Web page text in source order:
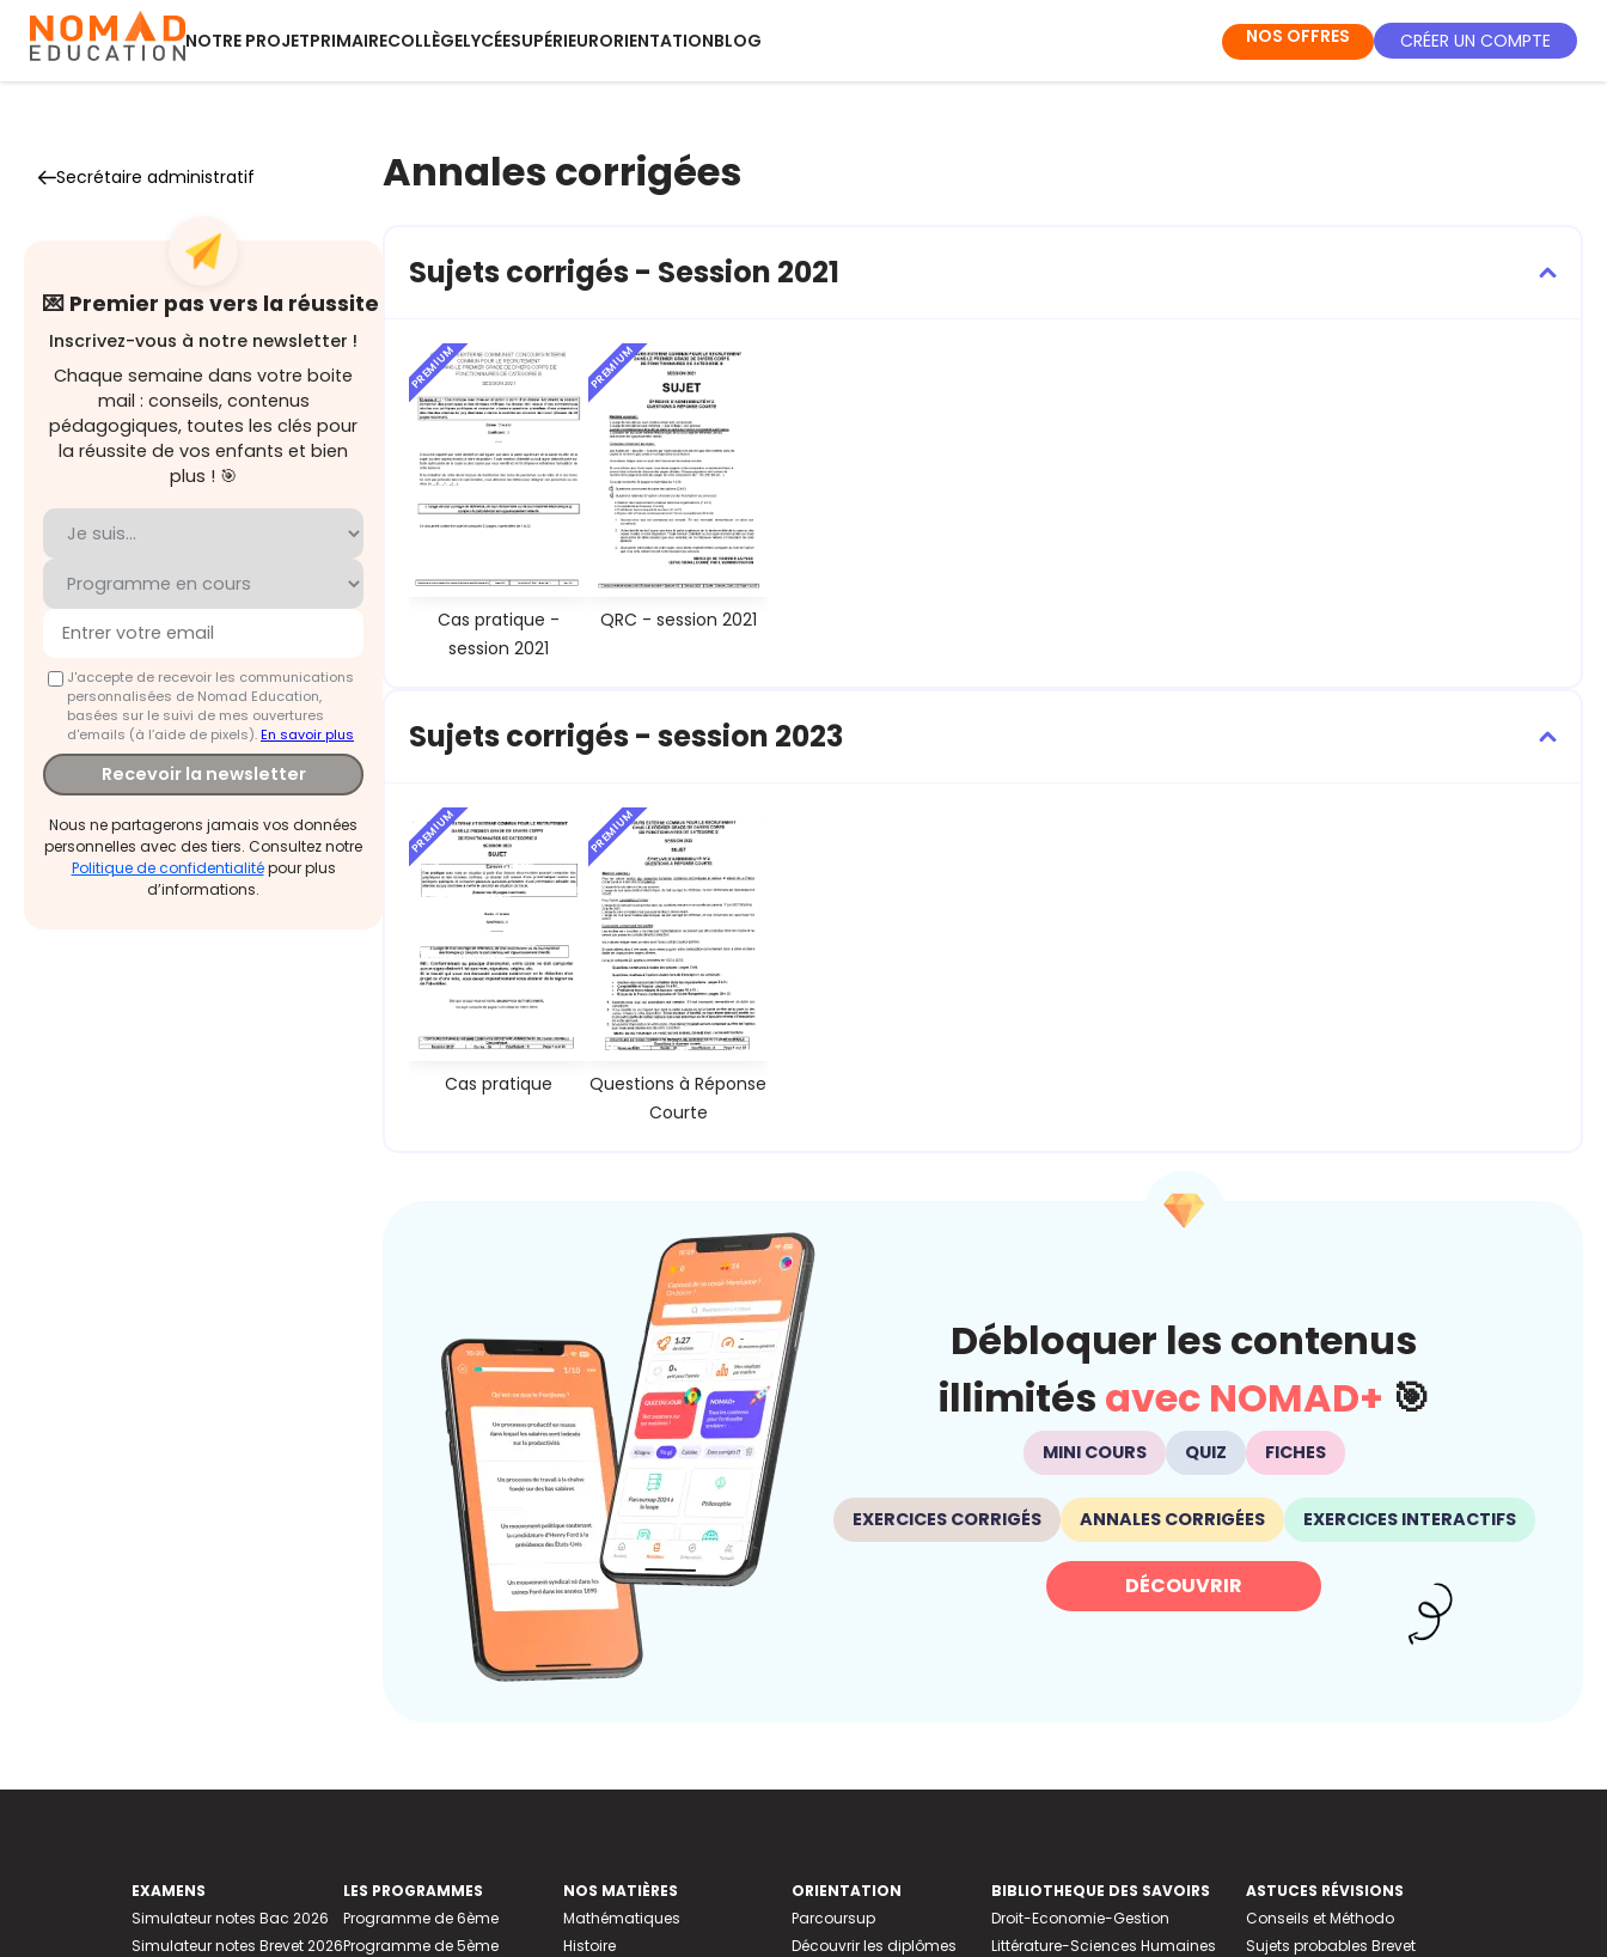
NOTRE PROJETPRIMAIRECOLLÈGELYCÉESUPÉRIEURORIENTATIONBLOG NOS OFFRES CRÉER UN COMPTE
Secrétaire administratif
💌 Premier pas vers la réussite
Inscrivez-vous à notre newsletter !
Chaque semaine dans votre boite
mail : conseils, contenus
pédagogiques, toutes les clés pour
la réussite de vos enfants et bien
plus ! 🎯
J'accepte de recevoir les communications
personnalisées de Nomad Education,
basées sur le suivi de mes ouvertures
d'emails (à l’aide de pixels).En savoir plus
Recevoir la newsletter
Nous ne partagerons jamais vos données
personnelles avec des tiers. Consultez notre
Politique de confidentialitépour plus
d’informations.
Annales corrigées
Sujets corrigés - Session 2021
PREMIUM
Cas pratique -
session 2021
PREMIUM
QRC - session 2021
Sujets corrigés - session 2023
PREMIUM
Cas pratique
PREMIUM
Questions à Réponse
Courte
Débloquer les contenus
illimités avec NOMAD+ 🎯
MINI COURS QUIZ FICHES
EXERCICES CORRIGÉS ANNALES CORRIGÉES EXERCICES INTERACTIFS
DÉCOUVRIR
EXAMENS
Simulateur notes Bac 2026
Simulateur notes Brevet 2026
LES PROGRAMMES
Programme de 6ème
Programme de 5ème
NOS MATIÈRES
Mathématiques
Histoire
ORIENTATION
Parcoursup
Découvrir les diplômes
BIBLIOTHEQUE DES SAVOIRS
Droit-Economie-Gestion
Littérature-Sciences Humaines
ASTUCES RÉVISIONS
Conseils et Méthodo
Sujets probables Brevet